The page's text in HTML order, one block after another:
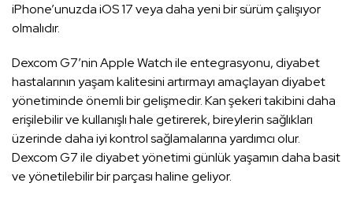
iPhone’unuzda iOS 17 veya daha yeni bir sürüm çalışıyor
olmalıdır.
Dexcom G7’nin Apple Watch ile entegrasyonu, diyabet
hastalarının yaşam kalitesini artırmayı amaçlayan diyabet
yönetiminde önemli bir gelişmedir. Kan şekeri takibini daha
erişilebilir ve kullanışlı hale getirerek, bireylerin sağlıkları
üzerinde daha iyi kontrol sağlamalarına yardımcı olur.
Dexcom G7 ile diyabet yönetimi günlük yaşamın daha basit
ve yönetilebilir bir parçası haline geliyor.